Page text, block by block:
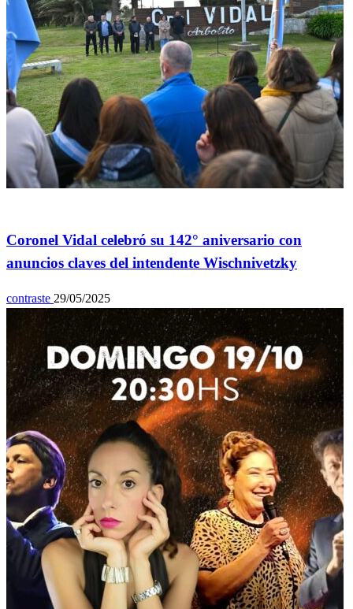
Coronel Vidal celebró su 142° aniversario con
anuncios claves del intendente Wischnivetzky
contraste 29/05/2025